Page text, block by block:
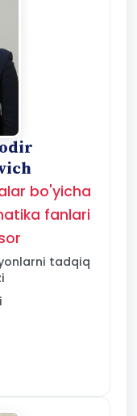
bo'yicha
fanlari
tadqiq